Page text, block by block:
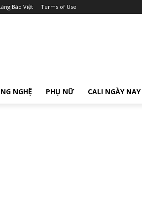
Báo Việt Terms of Use
NGHỆ PHỤ NỮ CALI NGÀY NAY